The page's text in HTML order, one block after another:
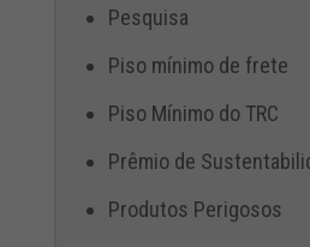
Pesquisa
Piso mínimo de frete
Piso Mínimo do TRC
Prêmio de
Produtos Perigosos